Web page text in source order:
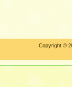
Copyright ©